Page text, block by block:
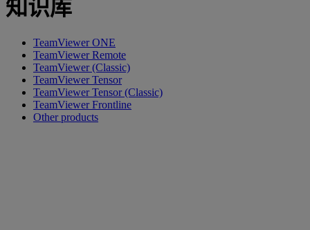
知识库
TeamViewer ONE
TeamViewer Remote
TeamViewer (Classic)
TeamViewer Tensor
TeamViewer Tensor (Classic)
TeamViewer Frontline
Other products